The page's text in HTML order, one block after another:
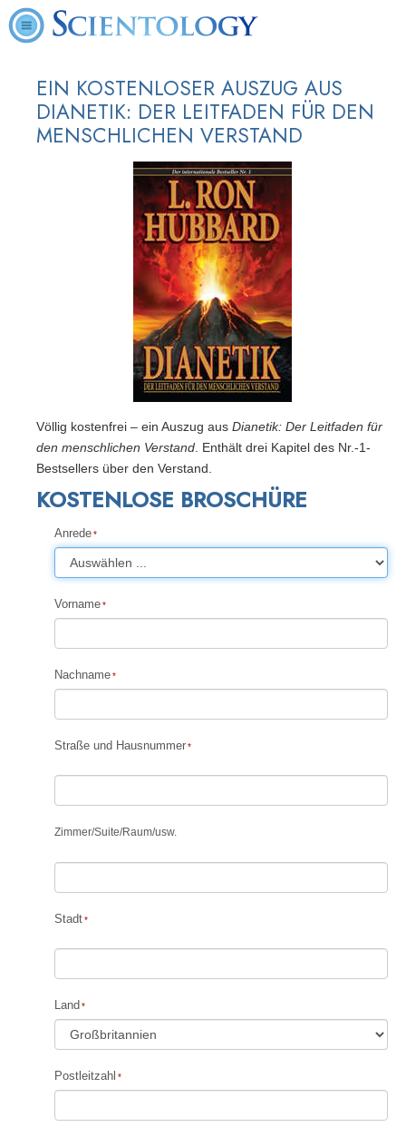
EIN KOSTENLOSER AUSZUG AUS
DIANETIK: DER LEITFADEN FÜR DEN
MENSCHLICHEN VERSTAND
Völlig kostenfrei – ein Auszug aus Dianetik: Der Leitfaden für
den menschlichen Verstand . Enthält drei Kapitel des Nr.-1-
Bestsellers über den Verstand.
KOSTENLOSE BROSCHÜRE
Anrede
Vorname
Nachname
Straße und Hausnummer
Zimmer/Suite/Raum/usw.
Stadt
Land
Postleitzahl